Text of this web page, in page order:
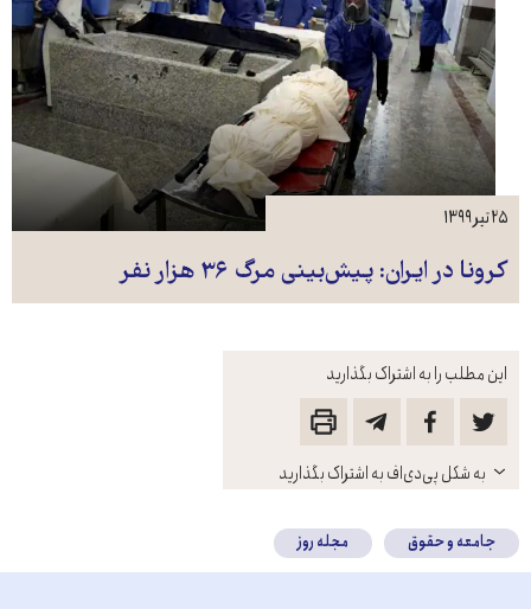
این مطلب را به اشتراک بگذارید
باز
کنید
به شکل پی‌دی‌اف به اشتراک بگذارید
کرونا در ایران: پیش‌بینی مرگ ۳۶ هزار نفر
۲۵ تیر ۱۳۹۹
جامعه و حقوق مجله روز